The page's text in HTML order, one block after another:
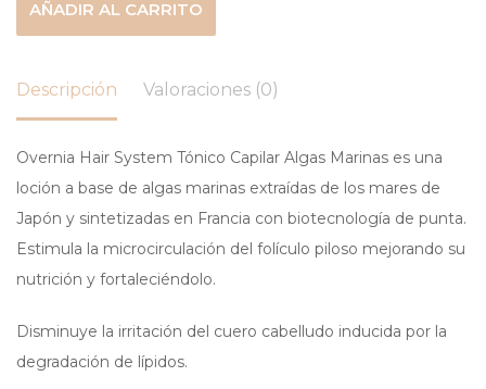
AÑADIR AL CARRITO
Descripción Valoraciones (0)
Overnia Hair System Tónico Capilar Algas Marinas es una
loción a base de algas marinas extraídas de los mares de
Japón y sintetizadas en Francia con biotecnología de punta.
Estimula la microcirculación del folículo piloso mejorando su
nutrición y fortaleciéndolo.
Disminuye la irritación del cuero cabelludo inducida por la
degradación de lípidos.